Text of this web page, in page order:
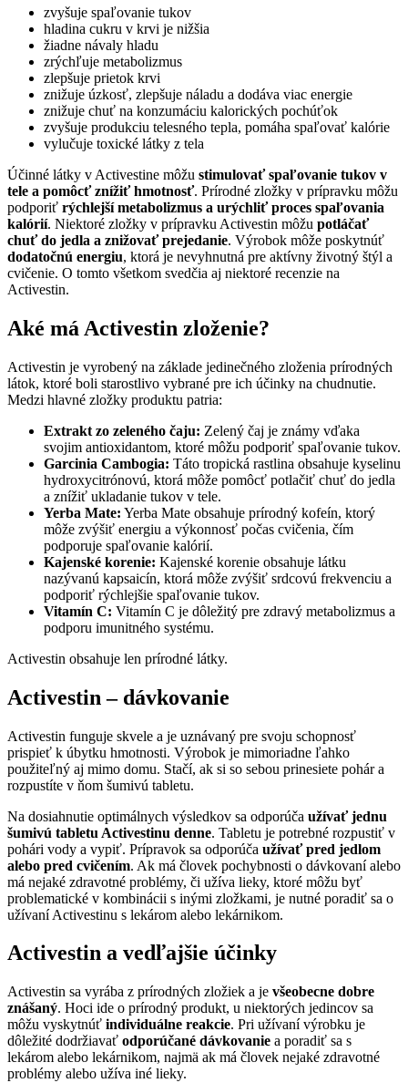
zvyšuje spaľovanie tukov
hladina cukru v krvi je nižšia
žiadne návaly hladu
zrýchľuje metabolizmus
zlepšuje prietok krvi
znižuje úzkosť, zlepšuje náladu a dodáva viac energie
znižuje chuť na konzumáciu kalorických pochúťok
zvyšuje produkciu telesného tepla, pomáha spaľovať kalórie
vylučuje toxické látky z tela
Účinné látky v Activestine môžu stimulovať spaľovanie tukov v
tele a pomôcť znížiť hmotnosť. Prírodné zložky v prípravku môžu
podporiť rýchlejší metabolizmus a urýchliť proces spaľovania
kalórií. Niektoré zložky v prípravku Activestin môžu potláčať
chuť do jedla a znižovať prejedanie. Výrobok môže poskytnúť
dodatočnú energiu, ktorá je nevyhnutná pre aktívny životný štýl a
cvičenie. O tomto všetkom svedčia aj niektoré recenzie na
Activestin.
Aké má Activestin zloženie?
Activestin je vyrobený na základe jedinečného zloženia prírodných
látok, ktoré boli starostlivo vybrané pre ich účinky na chudnutie.
Medzi hlavné zložky produktu patria:
Extrakt zo zeleného čaju: Zelený čaj je známy vďaka
svojim antioxidantom, ktoré môžu podporiť spaľovanie tukov.
Garcinia Cambogia: Táto tropická rastlina obsahuje kyselinu
hydroxycitrónovú, ktorá môže pomôcť potlačiť chuť do jedla
a znížiť ukladanie tukov v tele.
Yerba Mate: Yerba Mate obsahuje prírodný kofeín, ktorý
môže zvýšiť energiu a výkonnosť počas cvičenia, čím
podporuje spaľovanie kalórií.
Kajenské korenie: Kajenské korenie obsahuje látku
nazývanú kapsaicín, ktorá môže zvýšiť srdcovú frekvenciu a
podporiť rýchlejšie spaľovanie tukov.
Vitamín C: Vitamín C je dôležitý pre zdravý metabolizmus a
podporu imunitného systému.
Activestin obsahuje len prírodné látky.
Activestin – dávkovanie
Activestin funguje skvele a je uznávaný pre svoju schopnosť
prispieť k úbytku hmotnosti. Výrobok je mimoriadne ľahko
použiteľný aj mimo domu. Stačí, ak si so sebou prinesiete pohár a
rozpustíte v ňom šumivú tabletu.
Na dosiahnutie optimálnych výsledkov sa odporúča užívať jednu
šumivú tabletu Activestinu denne. Tabletu je potrebné rozpustiť v
pohári vody a vypiť. Prípravok sa odporúča užívať pred jedlom
alebo pred cvičením. Ak má človek pochybnosti o dávkovaní alebo
má nejaké zdravotné problémy, či užíva lieky, ktoré môžu byť
problematické v kombinácii s inými zložkami, je nutné poradiť sa o
užívaní Activestinu s lekárom alebo lekárnikom.
Activestin a vedľajšie účinky
Activestin sa vyrába z prírodných zložiek a je všeobecne dobre
znášaný. Hoci ide o prírodný produkt, u niektorých jedincov sa
môžu vyskytnúť individuálne reakcie. Pri užívaní výrobku je
dôležité dodržiavať odporúčané dávkovanie a poradiť sa s
lekárom alebo lekárnikom, najmä ak má človek nejaké zdravotné
problémy alebo užíva iné lieky.